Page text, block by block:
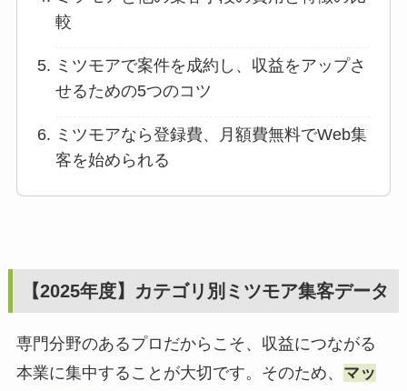
較
ミツモアで案件を成約し、収益をアップさ
せるための5つのコツ
ミツモアなら登録費、月額費無料でWeb集
客を始められる
【2025年度】カテゴリ別ミツモア集客データ
専門分野のあるプロだからこそ、収益につながる
本業に集中することが大切です。そのため、 マッ